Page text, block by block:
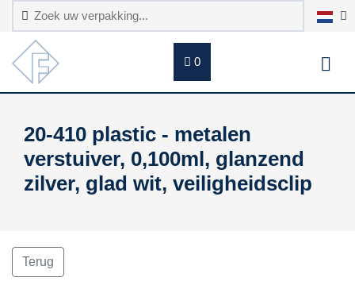
0
20-410 plastic - metalen
verstuiver, 0,100ml, glanzend
zilver, glad wit, veiligheidsclip
Terug